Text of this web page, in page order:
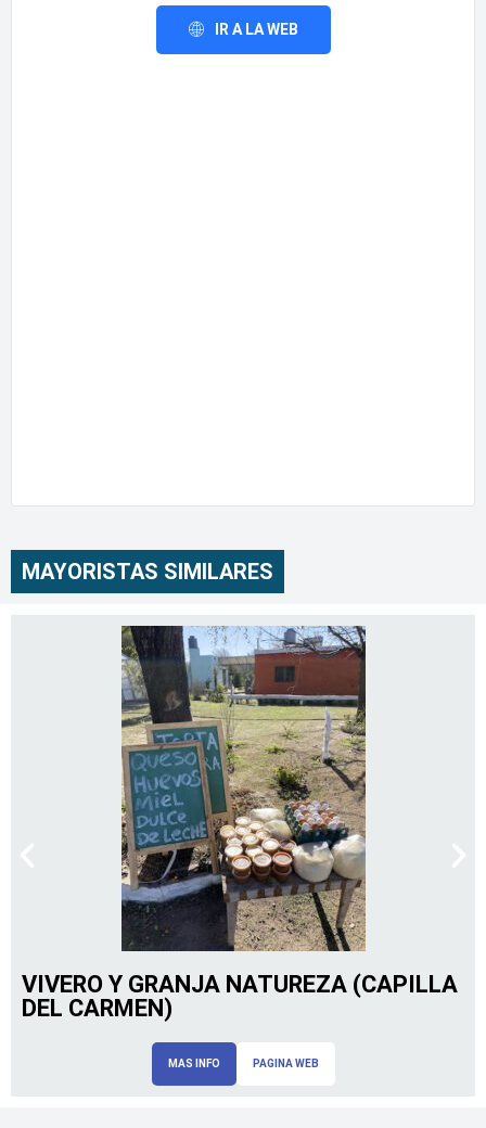
IR A LA WEB
MAYORISTAS SIMILARES
VIVERO Y GRANJA NATUREZA (CAPILLA
DEL CARMEN)
MAS INFO PAGINA WEB